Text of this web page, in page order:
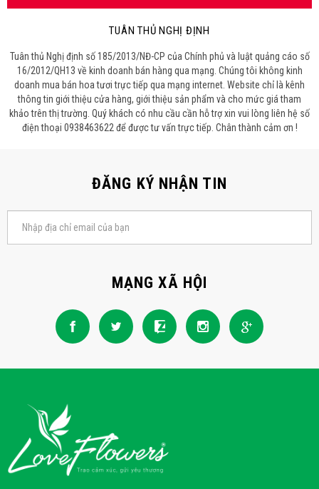
TUÂN THỦ NGHỊ ĐỊNH
Tuân thủ Nghị định số 185/2013/NĐ-CP của Chính phủ và luật quảng cáo số
16/2012/QH13 về kinh doanh bán hàng qua mạng. Chúng tôi không kinh
doanh mua bán hoa tươi trực tiếp qua mạng internet. Website chỉ là kênh
thông tin giới thiệu cửa hàng, giới thiệu sản phẩm và cho mức giá tham
khảo trên thị trường. Quý khách có nhu cầu cần hỗ trợ xin vui lòng liên hệ số
điện thoại 0938463622 để được tư vấn trực tiếp. Chân thành cảm ơn !
ĐĂNG KÝ NHẬN TIN
MẠNG XÃ HỘI